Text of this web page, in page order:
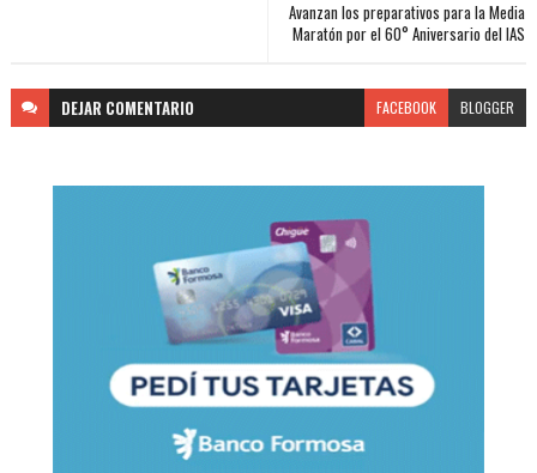
Avanzan los preparativos para la Media
Maratón por el 60° Aniversario del IAS
DEJAR COMENTARIO FACEBOOK BLOGGER